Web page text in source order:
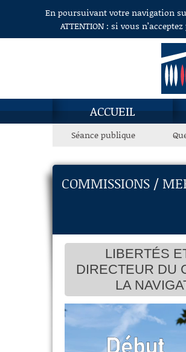
Aller au contenuEn poursuivant votre navigation
ATTENTION : si vous
ACCUEIL
Séance publique
COMMISSIONS /
LIBERTÉS
DIRECTEUR DU
LA